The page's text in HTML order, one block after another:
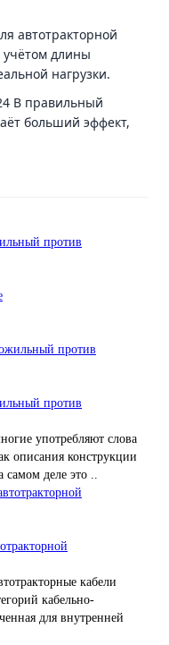
автотракторной
учётом длины
нагрузки.
В правильный
больший эффект,
против
против
употребляют слова
описания конструкции
самом деле это ..
кабели
кабельно-
для внутренней